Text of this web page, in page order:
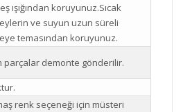
ışığından koruyunuz.Sıcak
ve suyun uzun süreli
temasından koruyunuz.
parçalar demonte gönderilir.
renk seçeneği için müsteri